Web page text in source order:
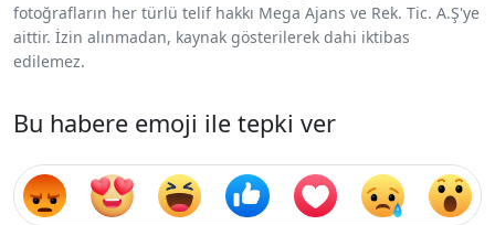
fotoğrafların her türlü telif hakkı Mega Ajans ve Rek. Tic. A.Ş'ye
aittir. İzin alınmadan, kaynak gösterilerek dahi iktibas
edilemez.
Bu habere emoji ile tepki ver